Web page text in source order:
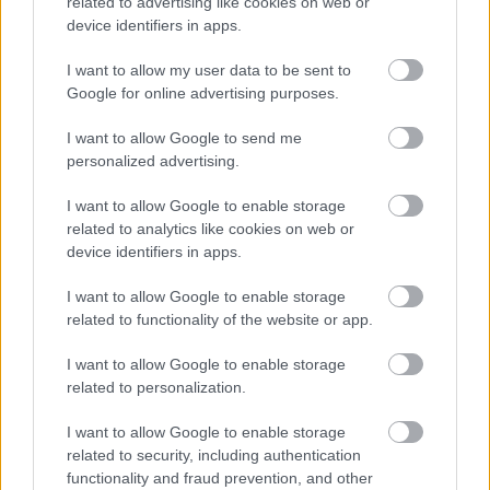
device identifiers in apps.
I want to allow my user data to be sent to
Google for online advertising purposes.
I want to allow Google to send me
personalized advertising.
I want to allow Google to enable storage
related to analytics like cookies on web or
device identifiers in apps.
I want to allow Google to enable storage
related to functionality of the website or app.
I want to allow Google to enable storage
related to personalization.
I want to allow Google to enable storage
related to security, including authentication
functionality and fraud prevention, and other
Zgłobień) zajmują8. miejscew tabeli. Goście (Głogovia Głogów
Poniżej znajdziesz także ostatnie mecze obu drużyn oraz statystyki
bramkowe.
Iskra Zgłobień vs. Głogovia Głogów Małopolski - relacja, wynik na
żywo, transmisja
Wynik meczu Iskra Zgłobień - Głogovia Głogów Małopolski znajdziesz na
naszej stronie zaraz po jego zakończeniu. Jeżeli szukasz informacji
meczowych, zajrzyj tutaj:Iskra Zgłobień vs. Głogovia Głogów
Małopolski - wynik, składy, strzelcy
Jeżeli w internecie lub TV dostępna jest
albo innych spotkań
Rzeszów > Klasa Okręgowa na pewno znajdziesz takie informacje na
naszym portalu. Możliwe jednak, że nigdzie nie pojawi się stream online z
Asseco Resovia| Developres Rzeszów |ITA TOOLS Stal Mielec
Cellfast Wilki Krosno| Texom Stal Rzeszów|Stal Mielec
Motor Lublin|Stal Rzeszów| Stal Stalowa Wola|Wisła Kraków